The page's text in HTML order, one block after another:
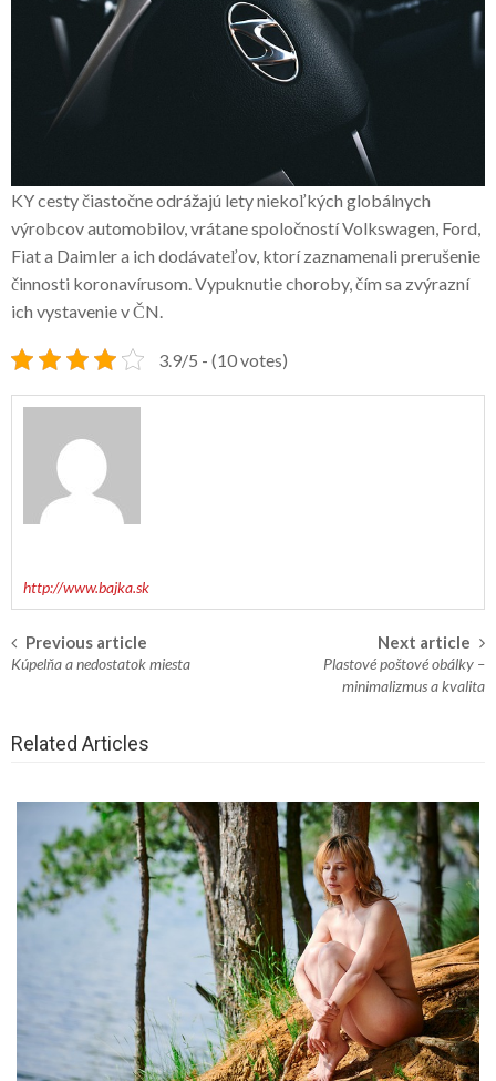
KY cesty čiastočne odrážajú lety niekoľkých globálnych
výrobcov automobilov, vrátane spoločností Volkswagen, Ford,
Fiat a Daimler a ich dodávateľov, ktorí zaznamenali prerušenie
činnosti koronavírusom. Vypuknutie choroby, čím sa zvýrazní
ich vystavenie v ČN.
3.9/5 - (10 votes)
http://www.bajka.sk
Post
Previous article
Kúpelňa a nedostatok miesta
Next article
Plastové poštové obálky –
minimalizmus a kvalita
Related Articles